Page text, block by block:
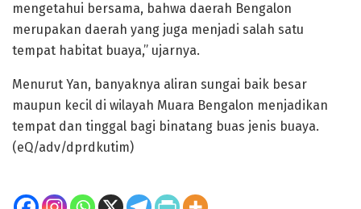
mengetahui bersama, bahwa daerah Bengalon
merupakan daerah yang juga menjadi salah satu
tempat habitat buaya,” ujarnya.
Menurut Yan, banyaknya aliran sungai baik besar
maupun kecil di wilayah Muara Bengalon menjadikan
tempat dan tinggal bagi binatang buas jenis buaya.
(eQ/adv/dprdkutim)